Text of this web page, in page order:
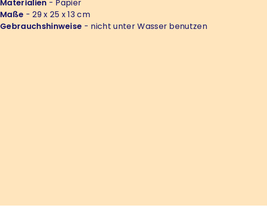
Materialien - Papier
Maße - 29 x 25 x 13 cm
Gebrauchshinweise - nicht unter Wasser benutzen